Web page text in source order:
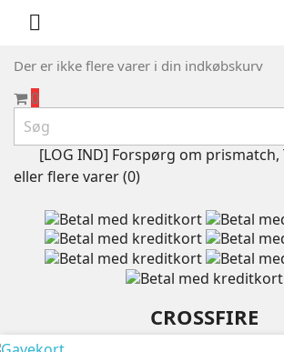

Der er ikke flere varer i din indkøbskurv
0
[LOG IND] Forspørg om prismatch,
eller flere varer (0)
CROSSFIRE